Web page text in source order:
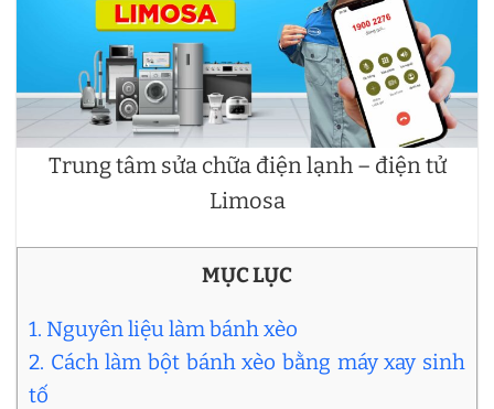
Trung tâm sửa chữa điện lạnh – điện tử
Limosa
MỤC LỤC
1. Nguyên liệu làm bánh xèo
2. Cách làm bột bánh xèo bằng máy xay sinh
tố